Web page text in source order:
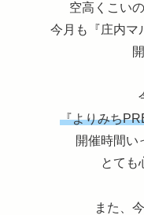
空高くこい
今月も『庄内マ
『よりみち
開催時間い
とても
また、